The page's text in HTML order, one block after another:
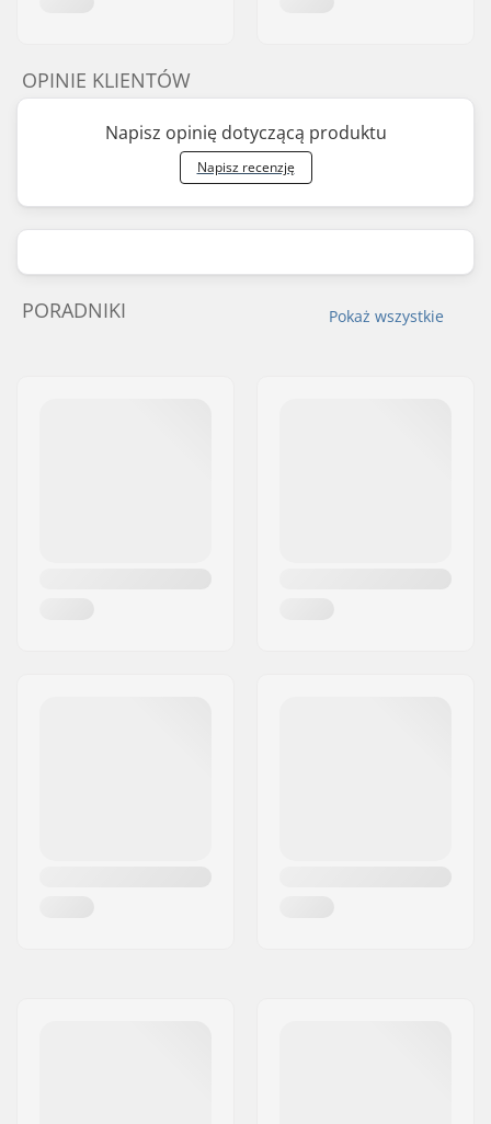
OPINIE KLIENTÓW
Napisz opinię dotyczącą produktu
Napisz recenzję
Pokaż wszystkie
PORADNIKI